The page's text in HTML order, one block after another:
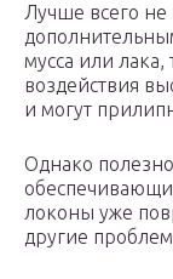
Лучше всего не
мусса или лака,
воздействия
и могут
Однако
локоны уже
другие